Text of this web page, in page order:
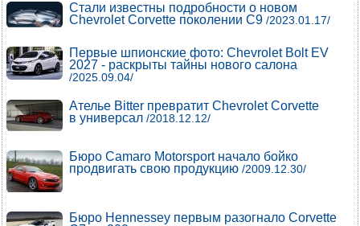
Стали известны подробности о новом
Chevrolet Corvette поколении C9 /2023.01.17/
Первые шпионские фото: Chevrolet Bolt EV
2027 - раскрыты тайны нового салона
/2025.09.04/
Ателье Bitter превратит Chevrolet Corvette
в универсал /2018.12.12/
Бюро Camaro Motorsport начало бойко
продвигать свою продукцию /2009.12.30/
Бюро Hennessey первым разогнало Corvette